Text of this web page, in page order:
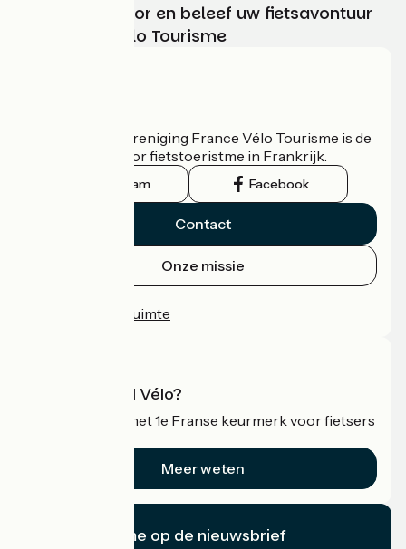
Kies, bereid voor en beleef uw fietsavontuur
met France Vélo Tourisme
De nationale vereniging France Vélo Tourisme is de
officiële gids voor fietstoeristme in Frankrijk.
Instagram Facebook
Contact
Onze missie
Professionele ruimte
Wat is Accueil Vélo?
Accueil Vélo is het 1e Franse keurmerk voor fietsers
Meer weten
Ik abonneer me op de nieuwsbrief